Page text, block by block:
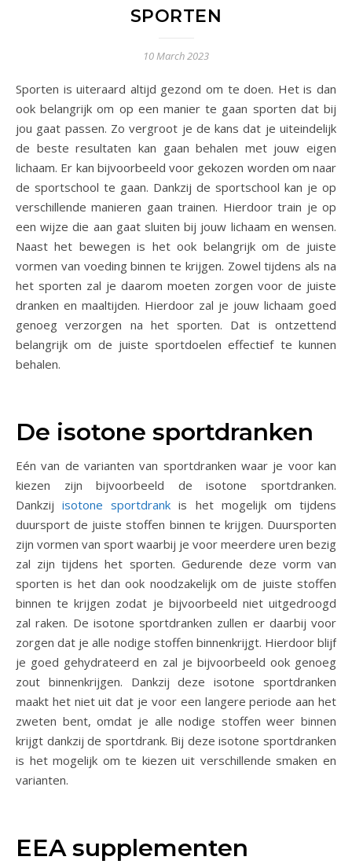
SPORTEN
10 March 2023
Sporten is uiteraard altijd gezond om te doen. Het is dan
ook belangrijk om op een manier te gaan sporten dat bij
jou gaat passen. Zo vergroot je de kans dat je uiteindelijk
de beste resultaten kan gaan behalen met jouw eigen
lichaam. Er kan bijvoorbeeld voor gekozen worden om naar
de sportschool te gaan. Dankzij de sportschool kan je op
verschillende manieren gaan trainen. Hierdoor train je op
een wijze die aan gaat sluiten bij jouw lichaam en wensen.
Naast het bewegen is het ook belangrijk om de juiste
vormen van voeding binnen te krijgen. Zowel tijdens als na
het sporten zal je daarom moeten zorgen voor de juiste
dranken en maaltijden. Hierdoor zal je jouw lichaam goed
genoeg verzorgen na het sporten. Dat is ontzettend
belangrijk om de juiste sportdoelen effectief te kunnen
behalen.
De isotone sportdranken
Eén van de varianten van sportdranken waar je voor kan
kiezen zijn bijvoorbeeld de isotone sportdranken.
Dankzijisotone sportdrank is het mogelijk om tijdens
duursport de juiste stoffen binnen te krijgen. Duursporten
zijn vormen van sport waarbij je voor meerdere uren bezig
zal zijn tijdens het sporten. Gedurende deze vorm van
sporten is het dan ook noodzakelijk om de juiste stoffen
binnen te krijgen zodat je bijvoorbeeld niet uitgedroogd
zal raken. De isotone sportdranken zullen er daarbij voor
zorgen dat je alle nodige stoffen binnenkrijgt. Hierdoor blijf
je goed gehydrateerd en zal je bijvoorbeeld ook genoeg
zout binnenkrijgen. Dankzij deze isotone sportdranken
maakt het niet uit dat je voor een langere periode aan het
zweten bent, omdat je alle nodige stoffen weer binnen
krijgt dankzij de sportdrank. Bij deze isotone sportdranken
is het mogelijk om te kiezen uit verschillende smaken en
varianten.
EEA supplementen